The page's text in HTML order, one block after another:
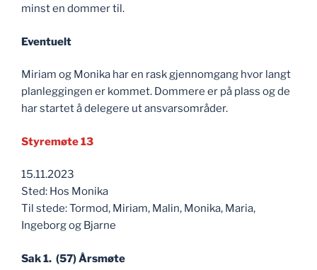
minst en dommer til.
Eventuelt
Miriam og Monika har en rask gjennomgang hvor langt
planleggingen er kommet. Dommere er på plass og de
har startet å delegere ut ansvarsområder.
Styremøte 13
15.11.2023
Sted: Hos Monika
Til stede: Tormod, Miriam, Malin, Monika, Maria,
Ingeborg og Bjarne
Sak 1. (57) Årsmøte